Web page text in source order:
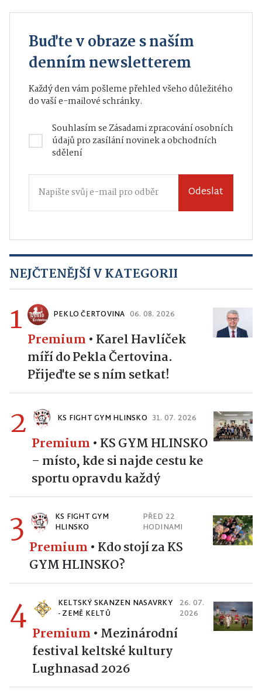
Buďte v obraze s naším
denním newsletterem
Každý den vám pošleme přehled všeho důležitého
do vaší e-mailové schránky.
Souhlasím seZásadami zpracování osobních
údajůpro zasílání novinek a obchodních
sdělení
Odeslat
NEJČTENĚJŠÍ V KATEGORII
1 PEKLO ČERTOVINA 06. 08. 2026
Premium • Karel Havlíček
míří do Pekla Čertovina.
Přijeďte se s ním setkat!
2 KS FIGHT GYM HLINSKO 31. 07. 2026
Premium • KS GYM HLINSKO
– místo, kde si najde cestu ke
sportu opravdu každý
3
KS FIGHT GYM
HLINSKO
PŘED 22
HODINAMI
Premium • Kdo stojí za KS
GYM HLINSKO?
4
KELTSKÝ SKANZEN NASAVRKY
- ZEMĚ KELTŮ
26. 07.
2026
Premium • Mezinárodní
festival keltské kultury
Lughnasad 2026